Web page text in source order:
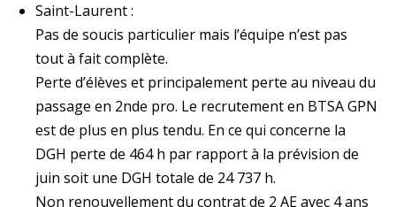
Saint-Laurent :
Pas de soucis particulier mais l’équipe n’est pas
tout à fait complète.
Perte d’élèves et principalement perte au niveau du
passage en 2nde pro. Le recrutement en BTSA GPN
est de plus en plus tendu. En ce qui concerne la
DGH perte de 464 h par rapport à la prévision de
juin soit une DGH totale de 24 737 h.
Non renouvellement du contrat de 2 AE avec 4 ans